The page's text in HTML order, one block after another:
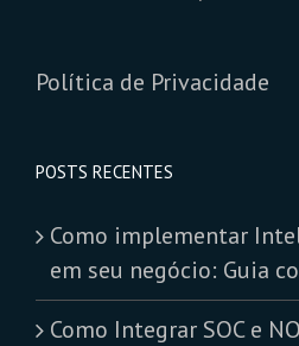
Política de Privacidade
POSTS RECENTES
Como implementar
em seu negócio: Guia
Como Integrar SOC e